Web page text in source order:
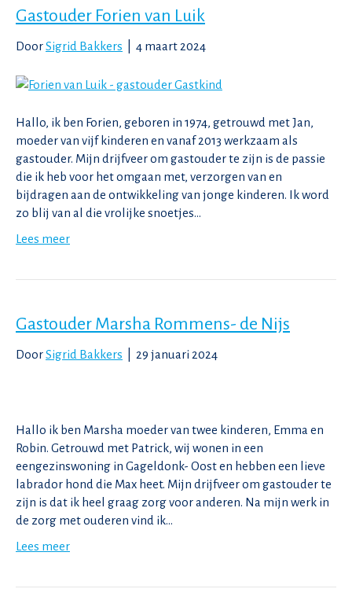
Gastouder Forien van Luik
DoorSigrid Bakkers 4 maart 2024
Hallo, ik ben Forien, geboren in 1974, getrouwd met Jan,
moeder van vijf kinderen en vanaf 2013 werkzaam als
gastouder. Mijn drijfveer om gastouder te zijn is de passie
die ik heb voor het omgaan met, verzorgen van en
bijdragen aan de ontwikkeling van jonge kinderen. Ik word
zo blij van al die vrolijke snoetjes…
Lees meer
Gastouder Marsha Rommens- de Nijs
DoorSigrid Bakkers 29 januari 2024
Hallo ik ben Marsha moeder van twee kinderen, Emma en
Robin. Getrouwd met Patrick, wij wonen in een
eengezinswoning in Gageldonk- Oost en hebben een lieve
labrador hond die Max heet. Mijn drijfveer om gastouder te
zijn is dat ik heel graag zorg voor anderen. Na mijn werk in
de zorg met ouderen vind ik…
Lees meer